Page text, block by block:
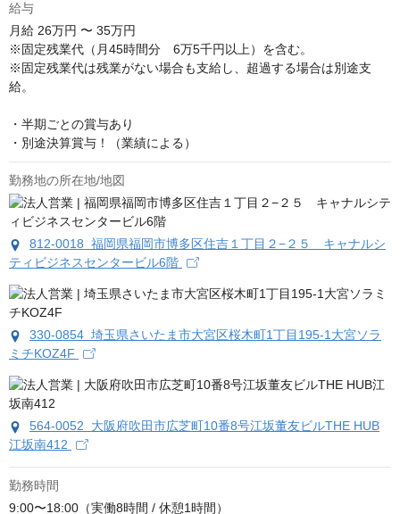
給与
月給 26万円 〜 35万円
※固定残業代（月45時間分　6万5千円以上）を含む。
※固定残業代は残業がない場合も支給し、超過する場合は別途支
給。
・半期ごとの賞与あり
・別途決算賞与！（業績による）
勤務地の所在地/地図
812-0018 福岡県福岡市博多区住吉１丁目２−２５ キャナルシ
ティビジネスセンタービル6階
330-0854 埼玉県さいたま市大宮区桜木町1丁目195-1大宮ソラ
ミチKOZ4F
564-0052 大阪府吹田市広芝町10番8号江坂董友ビルTHE HUB
江坂南412
勤務時間
9:00〜18:00（実働8時間 / 休憩1時間）